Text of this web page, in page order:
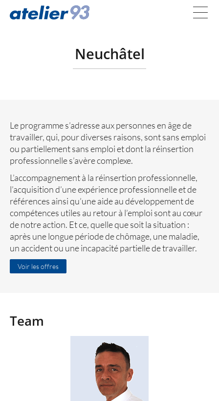
Neuchâtel
Le programme s’adresse aux personnes en âge de
travailler, qui, pour diverses raisons, sont sans emploi
ou partiellement sans emploi et dont la réinsertion
professionnelle s’avère complexe.
L’accompagnement à la réinsertion professionnelle,
l’acquisition d’une expérience professionnelle et de
références ainsi qu’une aide au développement de
compétences utiles au retour à l’emploi sont au cœur
de notre action. Et ce, quelle que soit la situation :
après une longue période de chômage, une maladie,
un accident ou une incapacité partielle de travailler.
Voir les offres
Team